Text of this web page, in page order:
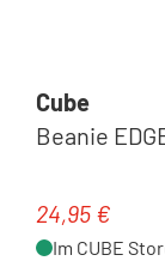
Cube
Beanie
Regulärer
24,95 €
Im CUBE